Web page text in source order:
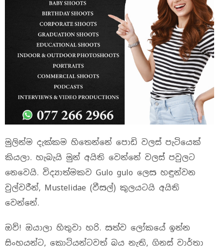
මුලින්ම දැක්කම හිතෙන්නේ පොඩි වලස් පැටියෙක්
කියලා. හැබැයි මුන් අයිති වෙන්නේ වලස් පවුලට
නෙවෙයි. විද්‍යාත්මකව Gulo gulo ලෙස හඳුන්වන
වුල්වරීන්, Mustelidae (වීසල්) කුලයටයි අයිති
වෙන්නේ.
ඔව්! ඔයාලා හිතුවා හරි. සත්ව ලෝකයේ ඉන්න
සිංහයන්ට, කොටියන්ටවත් බය නැති, ගිනස් වාර්තා